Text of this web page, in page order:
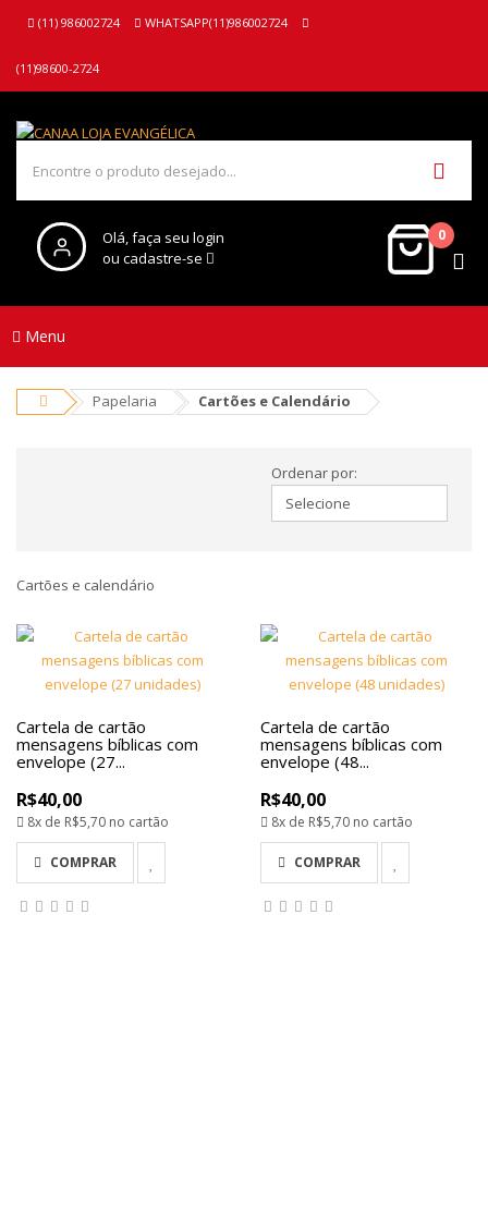
(11) 986002724 WHATSAPP(11)986002724
(11)98600-2724
Olá, faça seu login
ou cadastre-se
0
Menu
Papelaria Cartões e Calendário
Ordenar por:
Cartões e calendário
Cartela de cartão
mensagens bíblicas com
envelope (27...
R$40,00
8x de R$5,70 no cartão
COMPRAR
Cartela de cartão
mensagens bíblicas com
envelope (48...
R$40,00
8x de R$5,70 no cartão
COMPRAR